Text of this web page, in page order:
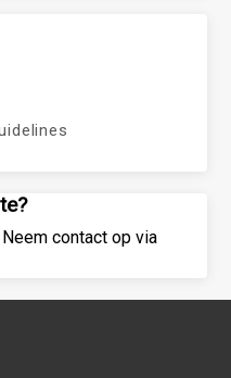
contact op via